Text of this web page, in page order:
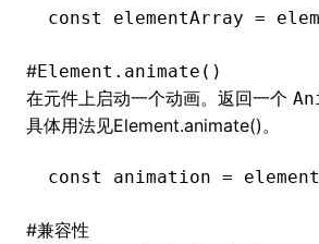
const elementArray =
#Element.animate()
在元件上启动一个动画。返回一个
具体用法见Element.animate()。
const animation = element
#兼容性